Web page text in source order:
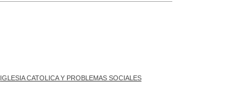
IGLESIA CATOLICA Y PROBLEMAS SOCIALES